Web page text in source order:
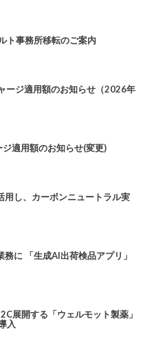
ト事務所移転のご案内
ージ適用額のお知らせ（2026年
適用額のお知らせ(変更)
用し、カーボンニュートラル実
に 「生成AI出荷検品アプリ」
展開する「ウェルモット製薬」
入